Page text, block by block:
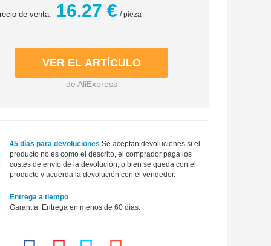
de venta: 16.27 € / pieza
de AliExpress
45 días para devoluciones Se aceptan devoluciones si el
producto no es como el descrito, el comprador paga los
costes de envío de la devolución; o bien se queda con el
producto y acuerda la devolución con el vendedor.
Entrega a tiempo
Garantía: Entrega en menos de 60 días.